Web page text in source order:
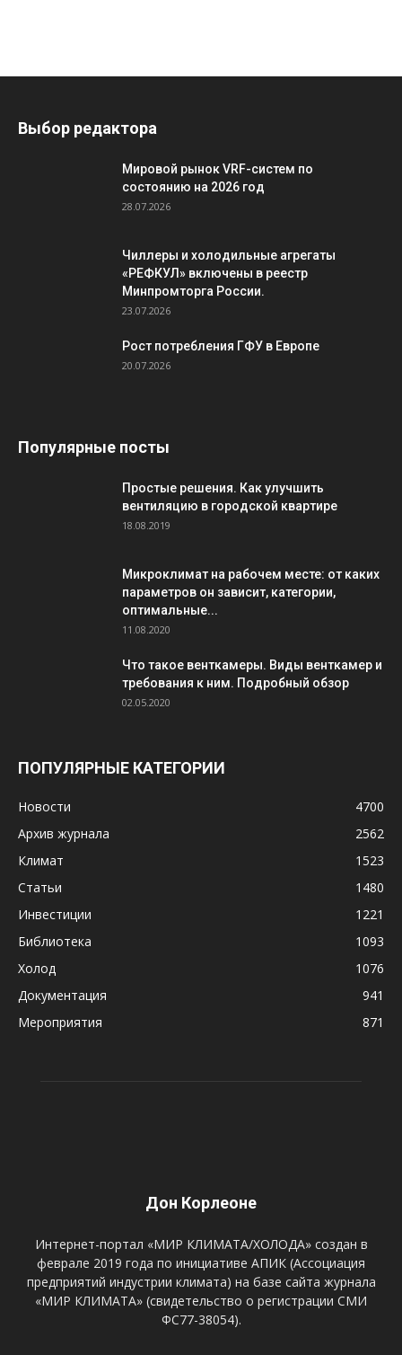
Выбор редактора
Мировой рынок VRF-систем по
состоянию на 2026 год
28.07.2026
Чиллеры и холодильные агрегаты
«РЕФКУЛ» включены в реестр
Минпромторга России.
23.07.2026
Рост потребления ГФУ в Европе
20.07.2026
Популярные посты
Простые решения. Как улучшить
вентиляцию в городской квартире
18.08.2019
Микроклимат на рабочем месте: от каких
параметров он зависит, категории,
оптимальные...
11.08.2020
Что такое венткамеры. Виды венткамер и
требования к ним. Подробный обзор
02.05.2020
ПОПУЛЯРНЫЕ КАТЕГОРИИ
Новости
4700
Архив журнала
2562
Климат
1523
Статьи
1480
Инвестиции
1221
Библиотека
1093
Холод
1076
Документация
941
Мероприятия
871
Дон Корлеоне
Интернет-портал «МИР КЛИМАТА/ХОЛОДА» создан в
феврале 2019 года по инициативе АПИК (Ассоциация
предприятий индустрии климата) на базе сайта журнала
«МИР КЛИМАТА» (свидетельство о регистрации СМИ
ФС77-38054).